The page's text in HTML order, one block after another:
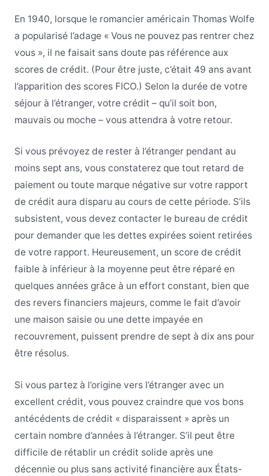
En 1940, lorsque le romancier américain Thomas Wolfe
a popularisé l’adage « Vous ne pouvez pas rentrer chez
vous », il ne faisait sans doute pas référence aux
scores de crédit. (Pour être juste, c’était 49 ans avant
l’apparition des scores FICO.) Selon la durée de votre
séjour à l’étranger, votre crédit – qu’il soit bon,
mauvais ou moche – vous attendra à votre retour.
Si vous prévoyez de rester à l’étranger pendant au
moins sept ans, vous constaterez que tout retard de
paiement ou toute marque négative sur votre rapport
de crédit aura disparu au cours de cette période. S’ils
subsistent, vous devez contacter le bureau de crédit
pour demander que les dettes expirées soient retirées
de votre rapport. Heureusement, un score de crédit
faible à inférieur à la moyenne peut être réparé en
quelques années grâce à un effort constant, bien que
des revers financiers majeurs, comme le fait d’avoir
une maison saisie ou une dette impayée en
recouvrement, puissent prendre de sept à dix ans pour
être résolus.
Si vous partez à l’origine vers l’étranger avec un
excellent crédit, vous pouvez craindre que vos bons
antécédents de crédit « disparaissent » après un
certain nombre d’années à l’étranger. S’il peut être
difficile de rétablir un crédit solide après une
décennie ou plus sans activité financière aux États-